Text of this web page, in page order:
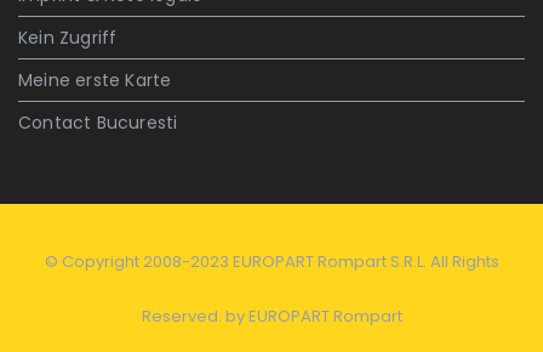
Kein Zugriff
Meine erste Karte
Contact Bucuresti
© Copyright 2008-2023 EUROPART Rompart S.R.L. All Rights
Reserved. byEUROPART Rompart